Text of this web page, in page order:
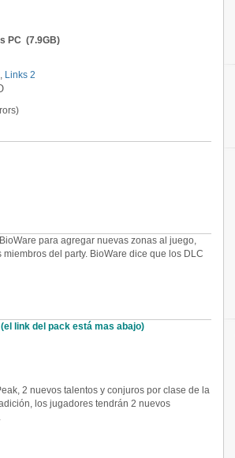
PC (7.9GB)
, Links 2
para agregar nuevas zonas al juego,
del party. BioWare dice que los DLC
link del pack está mas abajo)
2 nuevos talentos y conjuros por clase de la
los jugadores tendrán 2 nuevos